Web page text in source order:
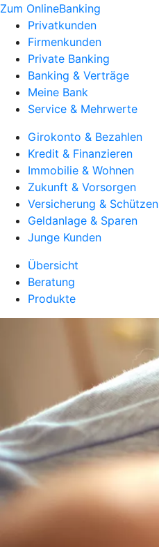
Zum OnlineBanking
Privatkunden
Firmenkunden
Private Banking
Banking & Verträge
Meine Bank
Service & Mehrwerte
Girokonto & Bezahlen
Kredit & Finanzieren
Immobilie & Wohnen
Zukunft & Vorsorgen
Versicherung & Schützen
Geldanlage & Sparen
Junge Kunden
Übersicht
Beratung
Produkte